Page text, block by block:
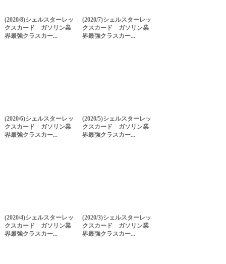
(2020/8)シェルスターレッ
クスカード ガソリン業
界最強クラスカー...
(2020/7)シェルスターレッ
クスカード ガソリン業
界最強クラスカー...
(2020/6)シェルスターレッ
クスカード ガソリン業
界最強クラスカー...
(2020/5)シェルスターレッ
クスカード ガソリン業
界最強クラスカー...
(2020/4)シェルスターレッ
クスカード ガソリン業
界最強クラスカー...
(2020/3)シェルスターレッ
クスカード ガソリン業
界最強クラスカー...